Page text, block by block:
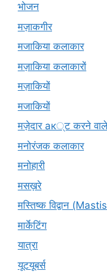
भोजन
मज़ाकगीर
मजाकिया कलाकार
मज़ाकिया कलाकारों
मज़ाकियों
मजाकियों
मज़ेदार ак्ट करने
मनोरंजक कलाकार
मनोहारी
मसख़रे
मस्तिष्क विद्वान
मार्केटिंग
यात्रा
यूटयूबर्स